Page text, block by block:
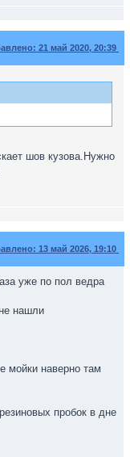
21 май 2020, 20:39
шов кузова.Нужно
13 май 2026, 19:10
уже по пол ведра
нашли
мойки наверно там
пробок в дне